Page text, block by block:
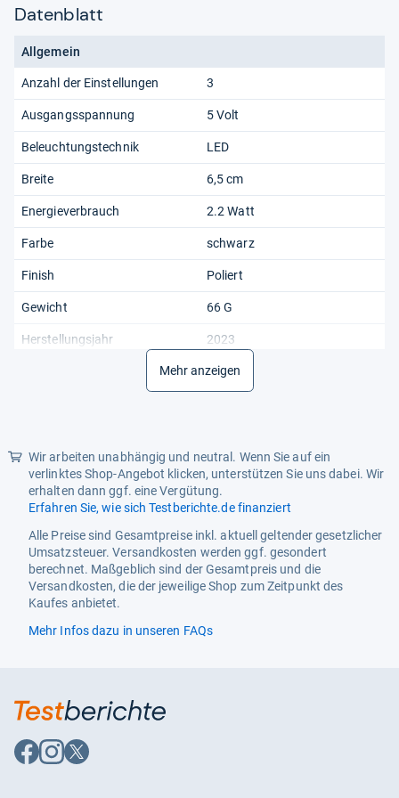
Datenblatt
Allgemein
Anzahl der Einstellungen 3
Ausgangsspannung 5 Volt
Beleuchtungstechnik LED
Breite 6,5 cm
Energieverbrauch 2.2 Watt
Farbe ‎schwarz
Finish Poliert
Gewicht 66 G
Herstellungsjahr 2023
3,5 cm
Material Metall
Modell G1322
Montage erforderlich Ja
Produktart Leselampe
Spannung 5 Volt
Stromquelle Batteriebetrieben
Mehr anzeigen
Wir arbeiten unabhängig und neutral. Wenn Sie auf ein
verlinktes Shop-Angebot klicken, unterstützen Sie uns dabei. Wir
erhalten dann ggf. eine Vergütung.
Erfahren Sie, wie sich Testberichte.de finanziert
Alle Preise sind Gesamtpreise inkl. aktuell geltender gesetzlicher
Umsatzsteuer. Versandkosten werden ggf. gesondert
berechnet. Maßgeblich sind der Gesamtpreis und die
Versandkosten, die der jeweilige Shop zum Zeitpunkt des
Kaufes anbietet.
Mehr Infos dazu in unseren FAQs
Auf
Facebook
Auf
Instagram
Auf
X